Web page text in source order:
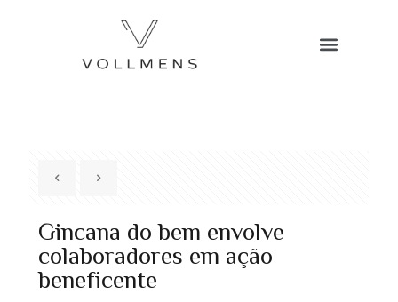
Gincana do bem envolve
colaboradores em ação
beneficente